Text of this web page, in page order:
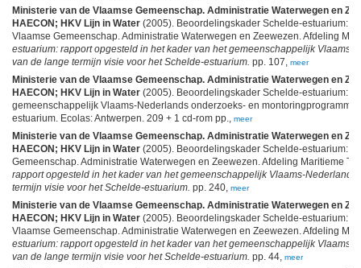
Ministerie van de Vlaamse Gemeenschap. Administratie Waterwegen en
HAECON; HKV Lijn in Water (2005). Beoordelingskader Schelde-estuarium:
Vlaamse Gemeenschap. Administratie Waterwegen en Zeewezen. Afdeling
estuarium: rapport opgesteld in het kader van het gemeenschappelijk
van de lange termijn visie voor het Schelde-estuarium. pp. 107, meer
Ministerie van de Vlaamse Gemeenschap. Administratie Waterwegen en
HAECON; HKV Lijn in Water (2005). Beoordelingskader Schelde-estuarium:
gemeenschappelijk Vlaams-Nederlands onderzoeks- en
estuarium. Ecolas: Antwerpen. 209 + 1 cd-rom pp., meer
Ministerie van de Vlaamse Gemeenschap. Administratie Waterwegen en
HAECON; HKV Lijn in Water (2005). Beoordelingskader Schelde-estuarium:
Gemeenschap. Administratie Waterwegen en Zeewezen. Afdeling Maritieme
rapport opgesteld in het kader van het gemeenschappelijk Vlaams-
termijn visie voor het Schelde-estuarium. pp. 240, meer
Ministerie van de Vlaamse Gemeenschap. Administratie Waterwegen en
HAECON; HKV Lijn in Water (2005). Beoordelingskader Schelde-estuarium:
Vlaamse Gemeenschap. Administratie Waterwegen en Zeewezen. Afdeling
estuarium: rapport opgesteld in het kader van het gemeenschappelijk
van de lange termijn visie voor het Schelde-estuarium. pp. 44, meer